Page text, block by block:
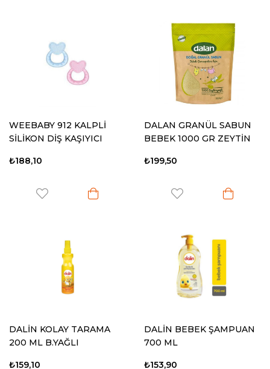
WEEBABY 912 KALPLİ
SİLİKON DİŞ KAŞIYICI
₺188,10
DALAN GRANÜL SABUN
BEBEK 1000 GR ZEYTİN
₺199,50
DALİN KOLAY TARAMA
200 ML B.YAĞLI
₺159,10
DALİN BEBEK ŞAMPUAN
700 ML
₺153,90